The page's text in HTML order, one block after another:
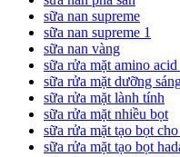
sữa nan supreme
sữa nan supreme 1
sữa nan vàng
sữa rửa mặt amino
sữa rửa mặt dưỡng
sữa rửa mặt lành tính
sữa rửa mặt nhiều bọt
sữa rửa mặt tạo bọt
sữa rửa mặt tạo bọt